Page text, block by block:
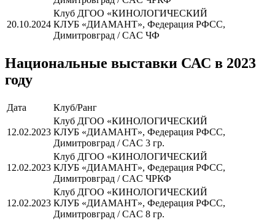
20.10.2024
Клуб ДГОО «КИНОЛОГИЧЕСКИЙ
КЛУБ «ДИАМАНТ», Федерация РФСС,
Димитровград / CAC ЧФ
Национальные выставки САС в 2023
году
Дата Клуб/Ранг
12.02.2023
Клуб ДГОО «КИНОЛОГИЧЕСКИЙ
КЛУБ «ДИАМАНТ», Федерация РФСС,
Димитровград / CAC 3 гр.
12.02.2023
Клуб ДГОО «КИНОЛОГИЧЕСКИЙ
КЛУБ «ДИАМАНТ», Федерация РФСС,
Димитровград / CAC ЧРКФ
12.02.2023
Клуб ДГОО «КИНОЛОГИЧЕСКИЙ
КЛУБ «ДИАМАНТ», Федерация РФСС,
Димитровград / CAC 8 гр.